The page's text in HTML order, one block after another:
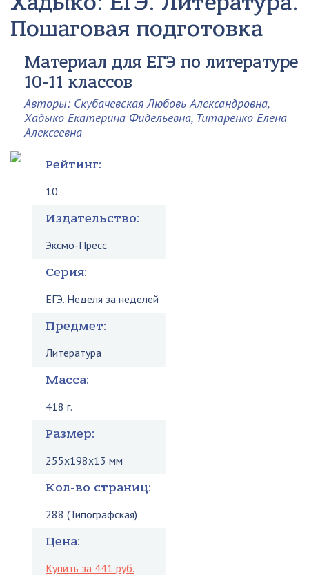
Пошаговая подготовка
Материал для ЕГЭ по литературе
10-11 классов
Авторы: Скубачевская Любовь Александровна,
Хадыко Екатерина Фидельевна, Титаренко Елена
Алексеевна
Рейтинг:
10
Издательство:
Эксмо-Пресс
Серия:
ЕГЭ. Неделя за неделей
Предмет:
Литература
Масса:
418 г.
Размер:
255x198x13 мм
Кол-во страниц:
288 (Типографская)
Цена:
Купить за 441 руб.